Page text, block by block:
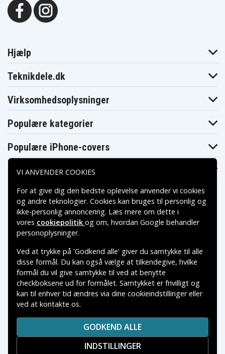
Hjælp
Teknikdele.dk
Virksomhedsoplysninger
Populære kategorier
Populære iPhone-covers
Populære Samsung-covers
Betalingsmuligheder
Leveringsmuligheder
Copyright © 2026, Spares Nordic AB
VAREMÆRKER NÆVNT PÅ DETTE WEB TILHØRER DE
RESPEKTIVE VAREMÆRKERS-EJER.
VI ANVENDER COOKIES
For at give dig den bedste oplevelse anvender vi cookies
og andre teknologier. Cookies kan bruges til personlig og
ikke-personlig annoncering. Læs mere om dette i
vores cookiepolitik og om, hvordan Google behandler
personoplysninger.
Ved at trykke på 'Godkend alle' giver du samtykke til alle
disse formål. Du kan også vælge at tilkendegive, hvilke
formål du vil give samtykke til ved at benytte
checkboksene ud for formålet. Samtykket er frivilligt og
kan til enhver tid ændres via dine cookieindstillinger eller
ved at kontakte os.
INDSTILLINGER
GODKEND ALLE